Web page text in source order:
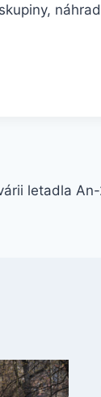
letadla